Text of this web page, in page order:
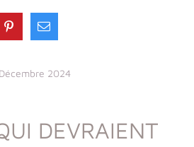
2024
DEVRAIENT